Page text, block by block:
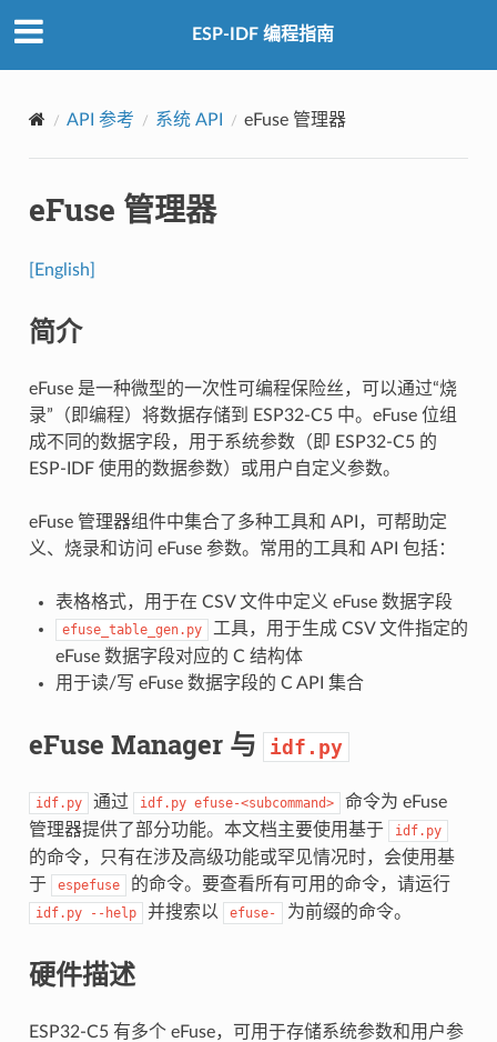
ESP-IDF 编程指南
API 参考 系统 API eFuse 管理器
eFuse 管理器
[English]
简介
eFuse 是一种微型的一次性可编程保险丝，可以通过“烧
录”（即编程）将数据存储到 ESP32-C5 中。eFuse 位组
成不同的数据字段，用于系统参数（即 ESP32-C5 的
ESP-IDF 使用的数据参数）或用户自定义参数。
eFuse 管理器组件中集合了多种工具和 API，可帮助定
义、烧录和访问 eFuse 参数。常用的工具和 API 包括：
表格格式，用于在 CSV 文件中定义 eFuse 数据字段
efuse_table_gen.py
工具，用于生成 CSV 文件指定的
eFuse 数据字段对应的 C 结构体
用于读/写 eFuse 数据字段的 C API 集合
eFuse Manager 与 idf.py
idf.py 通过 idf.py efuse-<subcommand>
命令为 eFuse
管理器提供了部分功能。本文档主要使用基于
idf.py
的命令，只有在涉及高级功能或罕见情况时，会使用基
于
espefuse 的命令。要查看所有可用的命令，请运行
idf.py --help 并搜索以 efuse- 为前缀的命令。
硬件描述
ESP32-C5 有多个 eFuse，可用于存储系统参数和用户参